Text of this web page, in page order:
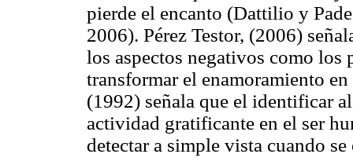
pierde el encanto (Dattilio y
2006). Pérez Testor, (2006)
los aspectos negativos como los
transformar el enamoramiento
(1992) señala que el identificar
actividad gratificante en el ser
detectar a simple vista cuando